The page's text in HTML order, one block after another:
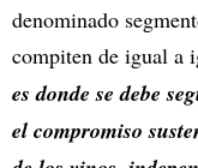
denominado
compiten de igual a
es donde se debe
el compromiso